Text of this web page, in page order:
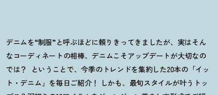
デニムを“制服”と呼ぶほどに頼りきってきましたが、実はそん
なコーディネートの相棒、デニムこそアップデートが大切なの
では？
ということで、今季のトレンドを集約した20本の「イッ
ト・デニム」を毎日ご紹介！ しかも、最旬スタイルが叶うトッ